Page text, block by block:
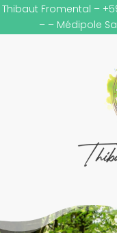
Thibaut Fromental –
– – Médipole